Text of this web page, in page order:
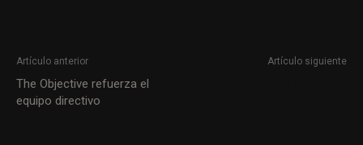
Artículo anterior
The Objective refuerza el
equipo directivo
Artículo siguiente